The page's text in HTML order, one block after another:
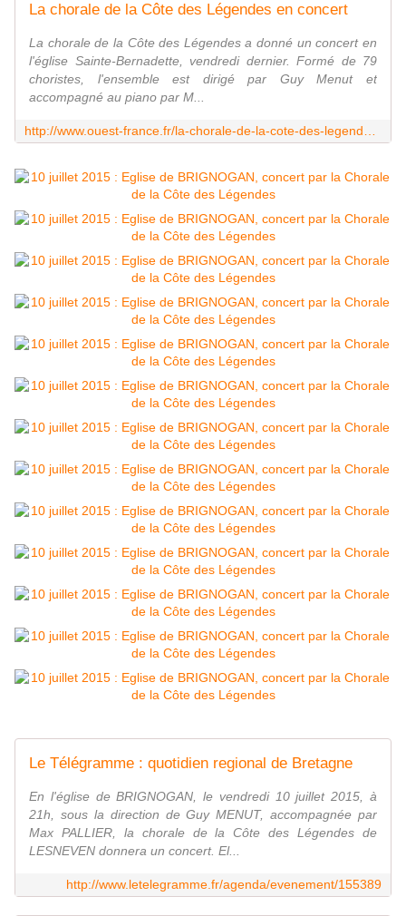
La chorale de la Côte des Légendes en concert
La chorale de la Côte des Légendes a donné un concert en
l'église Sainte-Bernadette, vendredi dernier. Formé de 79
choristes, l'ensemble est dirigé par Guy Menut et
accompagné au piano par M...
Le Télégramme : quotidien regional de Bretagne
En l'église de BRIGNOGAN, le vendredi 10 juillet 2015, à
21h, sous la direction de Guy MENUT, accompagnée par
Max PALLIER, la chorale de la Côte des Légendes de
LESNEVEN donnera un concert. El...
http://www.letelegramme.fr/agenda/evenement/155389